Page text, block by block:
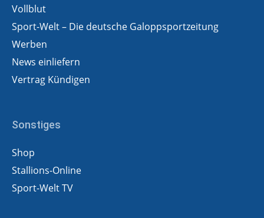
Vollblut
Sport-Welt – Die deutsche Galoppsportzeitung
Werben
News einliefern
Vertrag Kündigen
Sonstiges
Shop
Stallions-Online
Sport-Welt TV